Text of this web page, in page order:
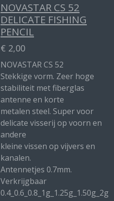
NOVASTAR CS 52
DELICATE FISHING
PENCIL
€ 2,00
NOVASTAR CS 52
Stekkige vorm. Zeer hoge
stabiliteit met fiberglas
antenne en korte
metalen steel. Super voor
delicate visserij op voorn en
andere
kleine vissen op vijvers en
kanalen.
Antennetjes 0.7mm.
Verkrijgbaar
0.4_0.6_0.8_1g_1.25g_1.50g_2g